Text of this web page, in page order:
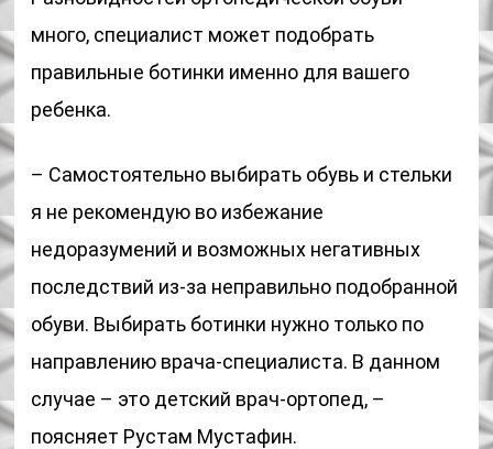
много, специалист может подобрать
правильные ботинки именно для вашего
ребенка.
– Самостоятельно выбирать обувь и стельки
я не рекомендую во избежание
недоразумений и возможных негативных
последствий из-за неправильно подобранной
обуви. Выбирать ботинки нужно только по
направлению врача-специалиста. В данном
случае – это детский врач-ортопед, –
поясняет Рустам Мустафин.